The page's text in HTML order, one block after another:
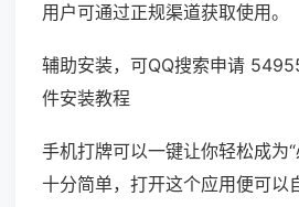
用户可通过正规渠道获取使用。
辅助安装，可QQ搜索申请
件安装教程
手机打牌可以一键让你轻松成为
十分简单，打开这个应用便可以